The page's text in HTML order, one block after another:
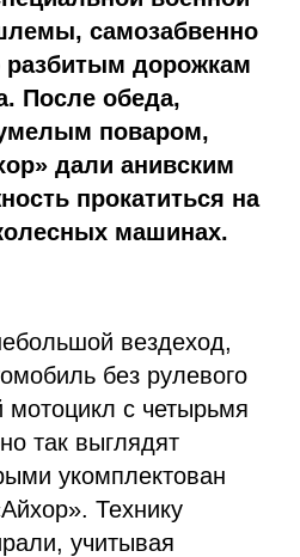
самозабвенно
разбитым дорожкам
После обеда,
поваром,
дали анивским
прокатиться на
машинах.
вездеход,
без рулевого
мотоцикл с четырьмя
так выглядят
укомплектован
Технику
учитывая